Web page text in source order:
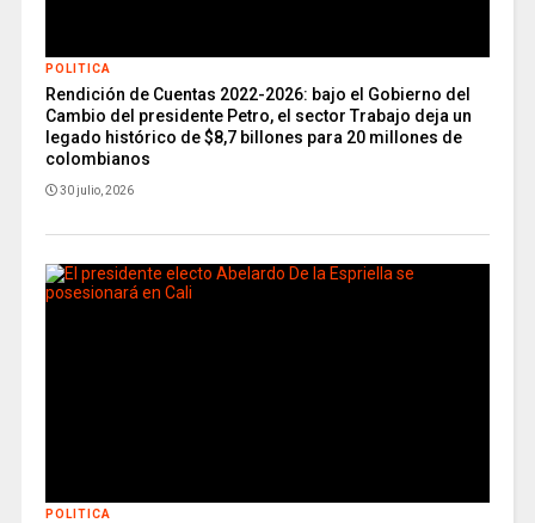
POLITICA
Rendición de Cuentas 2022-2026: bajo el Gobierno del
Cambio del presidente Petro, el sector Trabajo deja un
legado histórico de $8,7 billones para 20 millones de
colombianos
30 julio, 2026
POLITICA